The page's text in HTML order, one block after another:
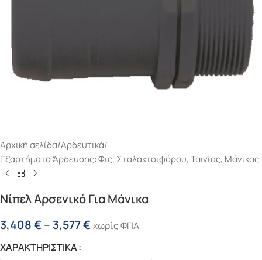
Αρχική σελίδα/Αρδευτικά/
Εξαρτήματα Άρδευσης: Φις, Σταλακτοιφόρου, Ταινίας, Μάνικας
Νίπελ Αρσενικό Για Μάνικα
3,408€ – 3,577€ χωρίς ΦΠΑ
ΧΑΡΑΚΤΗΡΙΣΤΙΚΑ